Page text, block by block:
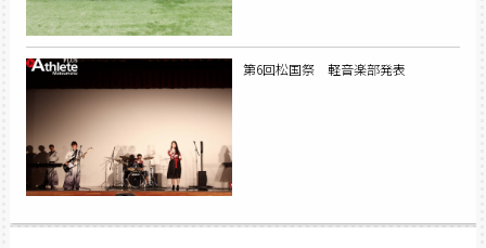
第6回松国祭 軽音楽部発表